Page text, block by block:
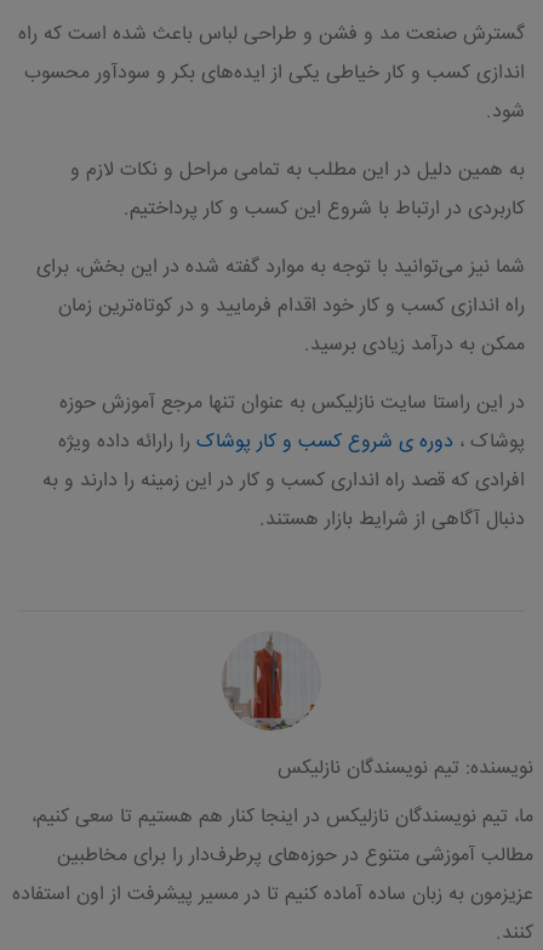
گسترش صنعت مد و فشن و طراحی لباس باعث شده است که راه
اندازی کسب و کار خیاطی یکی از ایده‌های بکر و سودآور محسوب
شود.
به همین دلیل در این مطلب به تمامی مراحل و نکات لازم و
کاربردی در ارتباط با شروع این کسب و کار پرداختیم.
شما نیز می‌توانید با توجه به موارد گفته شده در این بخش، برای
راه اندازی کسب و کار خود اقدام فرمایید و در کوتاه‌ترین زمان
ممکن به درآمد زیادی برسید.
در این راستا سایت نازلیکس به عنوان تنها مرجع آموزش حوزه
پوشاک ، دوره ی شروع کسب و کار پوشاک را رارائه داده ویژه
افرادی که قصد راه انداری کسب و کار در این زمینه را دارند و به
دنبال آگاهی از شرایط بازار هستند.
نویسنده: تیم نویسندگان نازلیکس
ما، تیم نویسندگان نازلیکس در اینجا کنار هم هستیم تا سعی کنیم،
مطالب آموزشی متنوع در حوزه‌های پرطرف‌دار را برای مخاطبین
عزیزمون به زبان ساده آماده کنیم تا در مسیر پیشرفت از اون استفاده
کنند.